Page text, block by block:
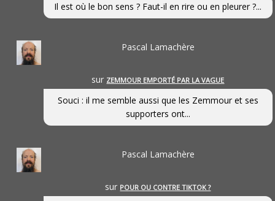
Il est où le bon sens ? Faut-il en rire ou en pleurer ?...
Pascal Lamachère
sur ZEMMOUR EMPORTÉ PAR LA VAGUE
Souci : il me semble aussi que les Zemmour et ses
supporters ont...
Pascal Lamachère
sur POUR OU CONTRE TIKTOK ?